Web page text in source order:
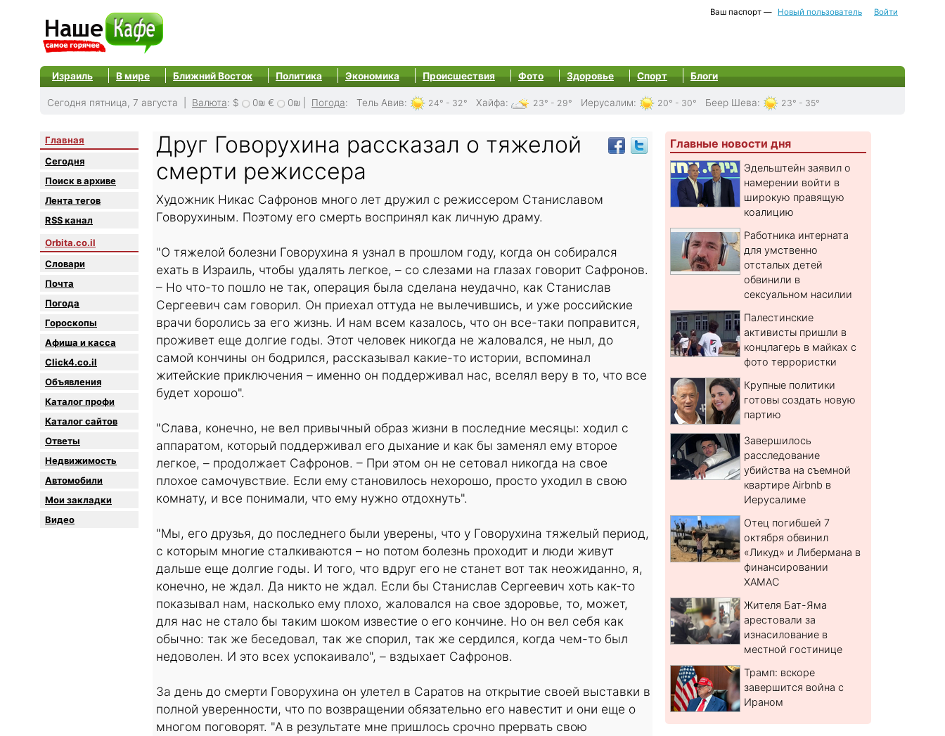
Ваш паспорт — Новый пользователь Войти
Израиль В мире Ближний Восток Политика Экономика Происшествия Фото Здоровье Спорт Блоги
Сегодня пятница, 7 августа | Валюта: $ 0₪ € 0₪ Погода: Тель Авив: 24° - 32° Хайфа: 23° - 29° Иерусалим: 20° - 30° Беер Шева: 23° - 35°
Главная
Сегодня
Поиск в архиве
Лента тегов
RSS канал
Orbita.co.il
Словари
Почта
Погода
Гороскопы
Афиша и касса
Click4.co.il
Объявления
Каталог профи
Каталог сайтов
Oтветы
Недвижимость
Автомобили
Мои закладки
Видео
Друг Говорухина рассказал о тяжелой
смерти режиссера
Художник Никас Сафронов много лет дружил с режиссером Станиславом
Говорухиным. Поэтому его смерть воспринял как личную драму.
"О тяжелой болезни Говорухина я узнал в прошлом году, когда он собирался
ехать в Израиль, чтобы удалять легкое, – со слезами на глазах говорит Сафронов.
– Но что-то пошло не так, операция была сделана неудачно, как Станислав
Сергеевич сам говорил. Он приехал оттуда не вылечившись, и уже российские
врачи боролись за его жизнь. И нам всем казалось, что он все-таки поправится,
проживет еще долгие годы. Этот человек никогда не жаловался, не ныл, до
самой кончины он бодрился, рассказывал какие-то истории, вспоминал
житейские приключения – именно он поддерживал нас, вселял веру в то, что все
будет хорошо".
"Слава, конечно, не вел привычный образ жизни в последние месяцы: ходил с
аппаратом, который поддерживал его дыхание и как бы заменял ему второе
легкое, – продолжает Сафронов. – При этом он не сетовал никогда на свое
плохое самочувствие. Если ему становилось нехорошо, просто уходил в свою
комнату, и все понимали, что ему нужно отдохнуть".
"Мы, его друзья, до последнего были уверены, что у Говорухина тяжелый период,
с которым многие сталкиваются – но потом болезнь проходит и люди живут
дальше еще долгие годы. И того, что вдруг его не станет вот так неожиданно, я,
конечно, не ждал. Да никто не ждал. Если бы Станислав Сергеевич хоть как-то
показывал нам, насколько ему плохо, жаловался на свое здоровье, то, может,
для нас не стало бы таким шоком известие о его кончине. Но он вел себя как
обычно: так же беседовал, так же спорил, так же сердился, когда чем-то был
недоволен. И это всех успокаивало", – вздыхает Сафронов.
За день до смерти Говорухина он улетел в Саратов на открытие своей выставки в
полной уверенности, что по возвращении обязательно его навестит и они еще о
многом поговорят. "А в результате мне пришлось срочно прервать свою
Главные новости дня
Эдельштейн заявил о
намерении войти в
широкую правящую
коалицию
Работника интерната
для умственно
отсталых детей
обвинили в
сексуальном насилии
Палестинские
активисты пришли в
концлагерь в майках с
фото террористки
Крупные политики
готовы создать новую
партию
Завершилось
расследование
убийства на съемной
квартире Airbnb в
Иерусалиме
Отец погибшей 7
октября обвинил
«Ликуд» и Либермана в
финансировании
ХАМАС
Жителя Бат-Яма
арестовали за
изнасилование в
местной гостинице
Трамп: вскоре
завершится война с
Ираном